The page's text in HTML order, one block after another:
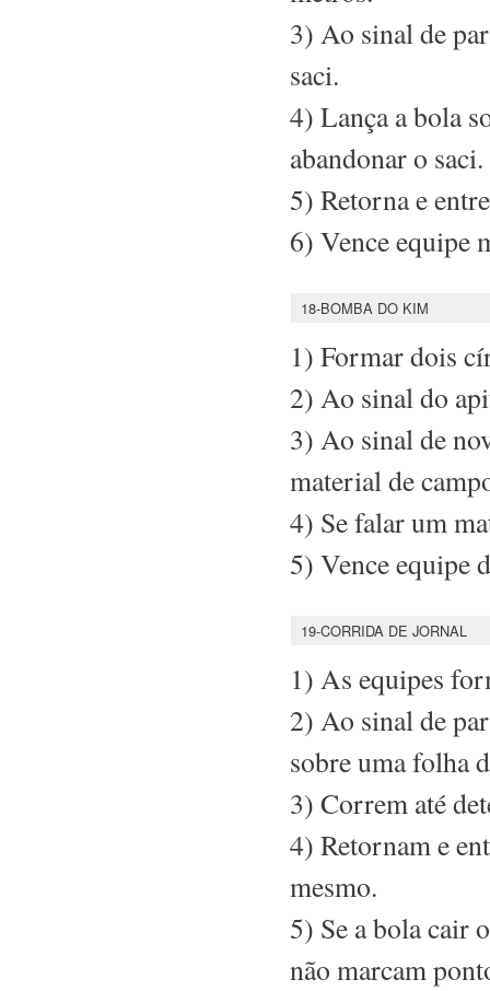
3) Ao sinal de
saci.
4) Lança a bola
abandonar o saci.
5) Retorna e
6) Vence equipe
18-BOMBA DO KIM
1) Formar dois
2) Ao sinal do
3) Ao sinal de
material de
4) Se falar um
5) Vence equipe
19-CORRIDA DE JORNAL
1) As equipes
2) Ao sinal de
sobre uma folha
3) Correm até
4) Retornam e
mesmo.
5) Se a bola cair
não marcam